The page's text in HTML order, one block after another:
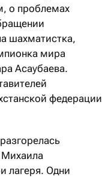
о проблемах
шахматистка,
мира
Асаубаева.
федерации
Михаила
лагеря. Одни